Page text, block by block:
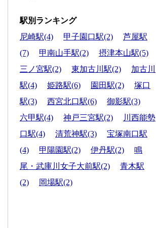
駅別ランキング
尼崎駅(4)
甲子園口駅(2)
芦屋駅
(7)
甲南山手駅(2)
摂津本山駅(5)
三ノ宮駅(2)
東加古川駅(2)
加古川
駅(4)
姫路駅(6) 園田駅(2)
塚口
駅(3)
西宮北口駅(6)
御影駅(3)
六甲駅(4)
神戸三宮駅(2)
川西能勢
口駅(4)
清荒神駅(3)
宝塚南口駅
(4)
甲陽園駅(2) 伊丹駅(2)
鳴
尾・武庫川女子大前駅(2)
青木駅
(2)
岡場駅(2)